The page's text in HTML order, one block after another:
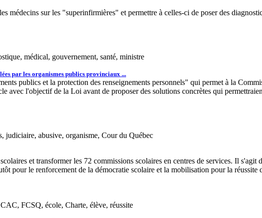
sur les "superinfirmières" et permettre à celles-ci de poser des
médical, gouvernement, santé, ministre
par les organismes publics provinciaux ...
publics et la protection des renseignements personnels" qui permet à la
avec l'objectif de la Loi avant de proposer des solutions concrètes qui
judiciaire, abusive, organisme, Cour du Québec
et transformer les 72 commissions scolaires en centres de services. Il s'agit
pour le renforcement de la démocratie scolaire et la mobilisation pour la réussite
FCSQ, école, Charte, élève, réussite